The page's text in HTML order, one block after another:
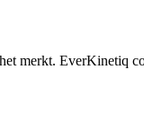
merkt. EverKinetiq